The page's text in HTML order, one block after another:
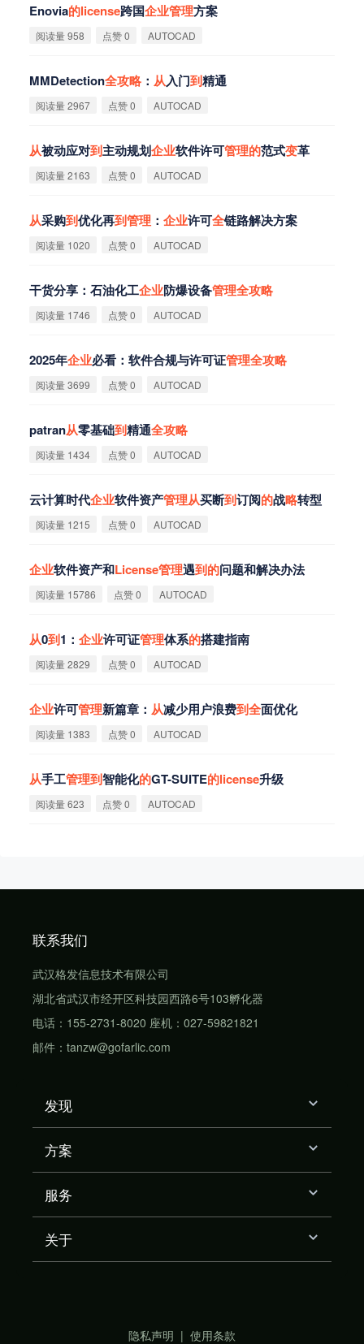
Enovia的license跨国企业管理方案
阅读量 958 点赞 0 AUTOCAD
MMDetection全攻略 ： 从入门到精通
阅读量 2967 点赞 0 AUTOCAD
从被动应对到主动规划企业软件许可管理的范式变革
阅读量 2163 点赞 0 AUTOCAD
从采购到优化再到管理 ： 企业许可全链路解决方案
阅读量 1020 点赞 0 AUTOCAD
干货分享：石油化工企业防爆设备管理全攻略
阅读量 1746 点赞 0 AUTOCAD
2025年企业必看：软件合规与许可证管理全攻略
阅读量 3699 点赞 0 AUTOCAD
patran从零基础到精通全攻略
阅读量 1434 点赞 0 AUTOCAD
云计算时代企业软件资产管理从买断到订阅的战略转型
阅读量 1215 点赞 0 AUTOCAD
企业软件资产和License管理遇到的问题和解决办法
阅读量 15786 点赞 0 AUTOCAD
从0到1： 企业许可证管理体系的搭建指南
阅读量 2829 点赞 0 AUTOCAD
企业许可管理新篇章： 从减少用户浪费到全面优化
阅读量 1383 点赞 0 AUTOCAD
从手工管理到智能化的GT-SUITE的license升级
阅读量 623 点赞 0 AUTOCAD
联系我们
武汉格发信息技术有限公司
湖北省武汉市经开区科技园西路6号103孵化器
电话：155-2731-8020 座机：027-59821821
邮件：tanzw@gofarlic.com
发现
方案
服务
关于
隐私声明 | 使用条款